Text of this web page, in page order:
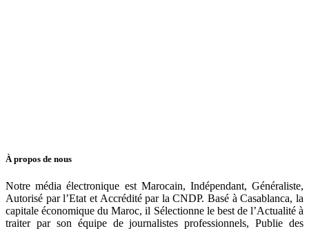
À propos de nous
Notre média électronique est Marocain, Indépendant, Généraliste,
Autorisé par l’Etat et Accrédité par la CNDP. Basé à Casablanca, la
capitale économique du Maroc, il Sélectionne le best de l’Actualité à
traiter par son équipe de journalistes professionnels, Publie des